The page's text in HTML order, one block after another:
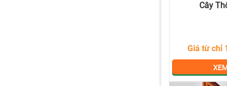
Cây
Giá từ chỉ